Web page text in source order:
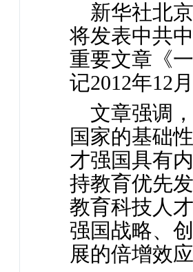
新华社北
将发表中共
重要文章《
记2012年12
文章强调
国家的基础
才强国具有
持教育优先
教育科技人
强国战略、
展的倍增效应